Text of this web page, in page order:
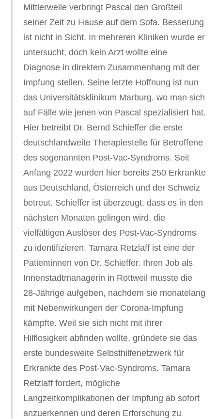
Mittlerweile verbringt Pascal den Großteil
seiner Zeit zu Hause auf dem Sofa. Besserung
ist nicht in Sicht. In mehreren Kliniken wurde er
untersucht, doch kein Arzt wollte eine
Diagnose in direktem Zusammenhang mit der
Impfung stellen. Seine letzte Hoffnung ist nun
das Universitätsklinikum Marburg, wo man sich
auf Fälle wie jenen von Pascal spezialisiert hat.
Hier betreibt Dr. Bernd Schieffer die erste
deutschlandweite Therapiestelle für Betroffene
des sogenannten Post-Vac-Syndroms. Seit
Anfang 2022 wurden hier bereits 250 Erkrankte
aus Deutschland, Österreich und der Schweiz
betreut. Schieffer ist überzeugt, dass es in den
nächsten Monaten gelingen wird, die
vielfältigen Auslöser des Post-Vac-Syndroms
zu identifizieren. Tamara Retzlaff ist eine der
Patientinnen von Dr. Schieffer. Ihren Job als
Innenstadtmanagerin in Rottweil musste die
28-Jährige aufgeben, nachdem sie monatelang
mit Nebenwirkungen der Corona-Impfung
kämpfte. Weil sie sich nicht mit ihrer
Hilflosigkeit abfinden wollte, gründete sie das
erste bundesweite Selbsthilfenetzwerk für
Erkrankte des Post-Vac-Syndroms. Tamara
Retzlaff fordert, mögliche
Langzeitkomplikationen der Impfung ab sofort
anzuerkennen und deren Erforschung zu